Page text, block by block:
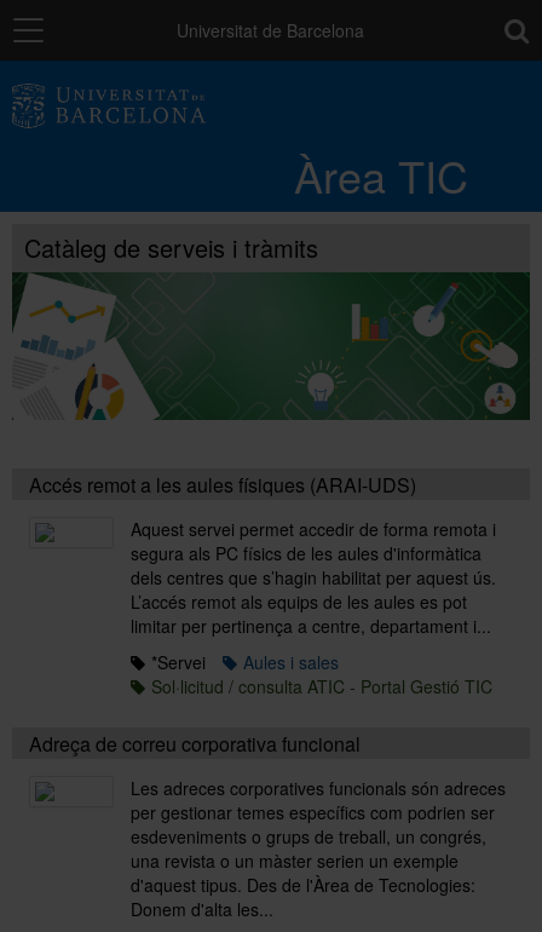
Navegació Universitat de Barcelona
Àrea TIC
Entorn de treball
Núvol UB
Catàleg de serveis i tràmits
Suport a la Docència
PAU: necessites ajuda?
Sobre l'Àrea TIC
Directori
Catàleg de serveis i tràmits
Accés remot a les aules físiques (ARAI-UDS)
Aquest servei permet accedir de forma remota i
segura als PC físics de les aules d'informàtica
dels centres que s’hagin habilitat per aquest ús.
L’accés remot als equips de les aules es pot
limitar per pertinença a centre, departament i...
*Servei
Aules i sales
Sol·licitud / consulta ATIC - Portal Gestió TIC
Adreça de correu corporativa funcional
Les adreces corporatives funcionals són adreces
per gestionar temes específics com podrien ser
esdeveniments o grups de treball, un congrés,
una revista o un màster serien un exemple
d'aquest tipus. Des de l'Àrea de Tecnologies:
Donem d'alta les...